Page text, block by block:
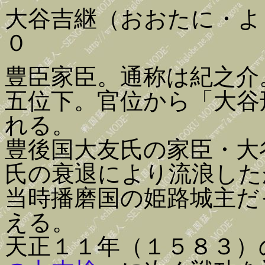
大谷吉継（おおたに・
０
豊臣家臣。通称は紀之
五位下。官位から「大
れる。
豊後国大友氏の家臣・
氏の衰退により流浪し
当時播磨国の姫路城主
える。
天正１１年（１５８３）